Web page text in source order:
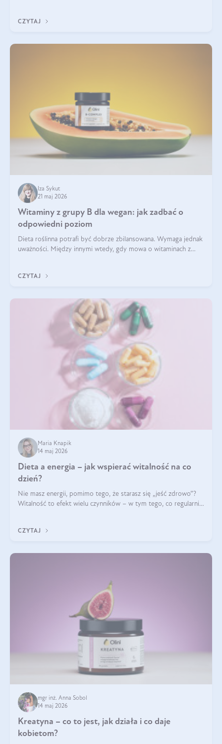
CZYTAJ
Iza Sykut
21 maj 2026
Witaminy z grupy B dla wegan: jak zadbać o
odpowiedni poziom
Dieta roślinna potrafi być dobrze zbilansowana. Wymaga jednak
uważności. Między innymi wtedy, gdy mowa o witaminach z
CZYTAJ
Maria Knapik
14 maj 2026
Dieta a energia – jak wspierać witalność na co
dzień?
Nie masz energii, pomimo tego, że starasz się „jeść zdrowo”?
Witalność to efekt wielu czynników – w tym tego, co regularnie
CZYTAJ
mgr inż. Anna Sobol
14 maj 2026
Kreatyna – co to jest, jak działa i co daje
kobietom?